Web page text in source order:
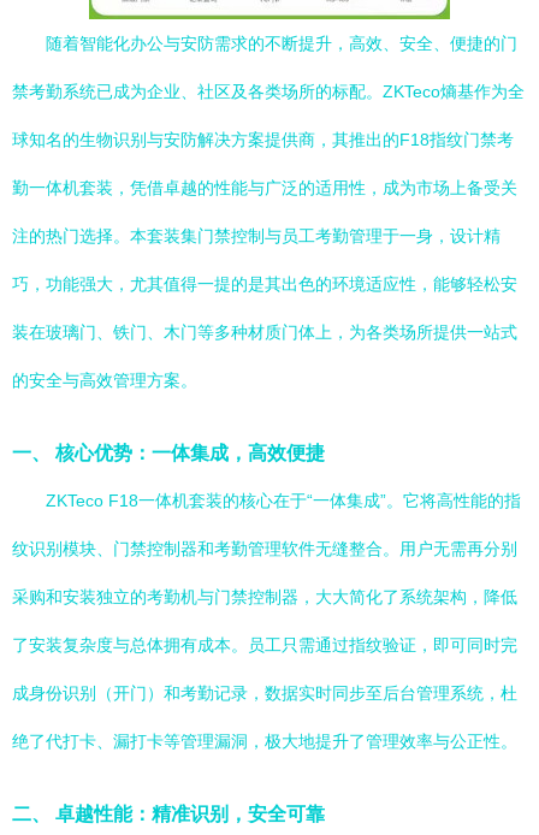
随着智能化办公与安防需求的不断提升，高效、安全、便捷的门
禁考勤系统已成为企业、社区及各类场所的标配。ZKTeco熵基作为全
球知名的生物识别与安防解决方案提供商，其推出的F18指纹门禁考
勤一体机套装，凭借卓越的性能与广泛的适用性，成为市场上备受关
注的热门选择。本套装集门禁控制与员工考勤管理于一身，设计精
巧，功能强大，尤其值得一提的是其出色的环境适应性，能够轻松安
装在玻璃门、铁门、木门等多种材质门体上，为各类场所提供一站式
的安全与高效管理方案。
一、 核心优势：一体集成，高效便捷
ZKTeco F18一体机套装的核心在于“一体集成”。它将高性能的指
纹识别模块、门禁控制器和考勤管理软件无缝整合。用户无需再分别
采购和安装独立的考勤机与门禁控制器，大大简化了系统架构，降低
了安装复杂度与总体拥有成本。员工只需通过指纹验证，即可同时完
成身份识别（开门）和考勤记录，数据实时同步至后台管理系统，杜
绝了代打卡、漏打卡等管理漏洞，极大地提升了管理效率与公正性。
二、 卓越性能：精准识别，安全可靠